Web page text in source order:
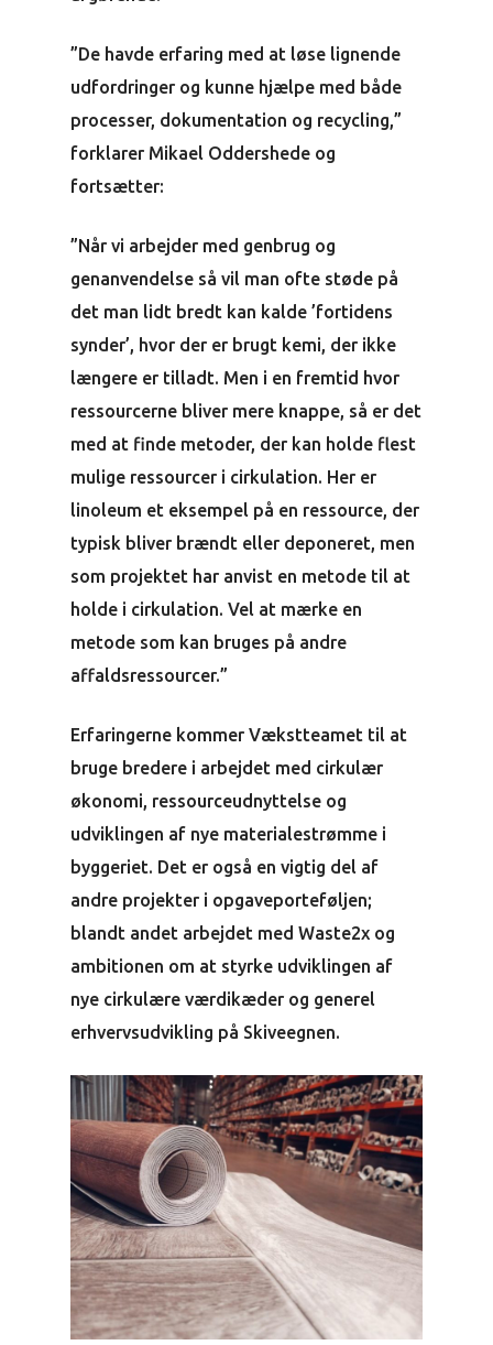
”De havde erfaring med at løse lignende
udfordringer og kunne hjælpe med både
processer, dokumentation og recycling,”
forklarer Mikael Oddershede og
fortsætter:
”Når vi arbejder med genbrug og
genanvendelse så vil man ofte støde på
det man lidt bredt kan kalde ’fortidens
synder’, hvor der er brugt kemi, der ikke
længere er tilladt. Men i en fremtid hvor
ressourcerne bliver mere knappe, så er det
med at finde metoder, der kan holde flest
mulige ressourcer i cirkulation. Her er
linoleum et eksempel på en ressource, der
typisk bliver brændt eller deponeret, men
som projektet har anvist en metode til at
holde i cirkulation. Vel at mærke en
metode som kan bruges på andre
affaldsressourcer.”
Erfaringerne kommer Vækstteamet til at
bruge bredere i arbejdet med cirkulær
økonomi, ressourceudnyttelse og
udviklingen af nye materialestrømme i
byggeriet. Det er også en vigtig del af
andre projekter i opgaveporteføljen;
blandt andet arbejdet med Waste2x og
ambitionen om at styrke udviklingen af
nye cirkulære værdikæder og generel
erhvervsudvikling på Skiveegnen.